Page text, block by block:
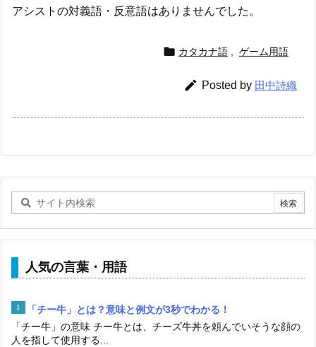
アシストの対義語・反意語はありませんでした。
 カタカナ語 ゲーム用語
 Posted by 田中詩織
人気の言葉・用語
「チー牛」とは？意味と例文が3秒でわかる！
「チー牛」の意味 チー牛とは、チーズ牛丼を頼んでいそうな顔の
人を指して使用する...